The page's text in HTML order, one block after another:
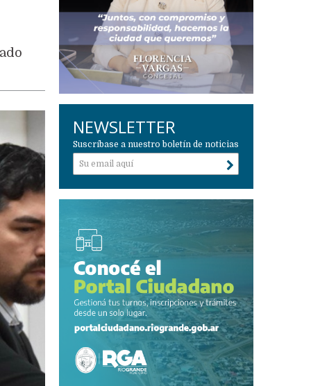
NEWSLETTER
Suscríbase a nuestro boletín de noticias